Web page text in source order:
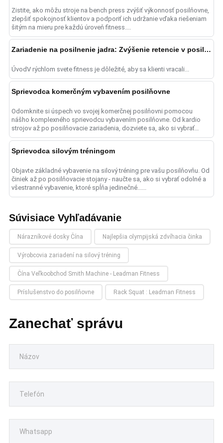
Zistite, ako môžu stroje na bench press zvýšiť výkonnosť posilňovne,
zlepšiť spokojnosť klientov a podporiť ich udržanie vďaka riešeniam
šitým na mieru pre každú úroveň fitness....
Zariadenie na posilnenie jadra: Zvýšenie retencie v posilňovni
ÚvodV rýchlom svete fitness je dôležité, aby sa klienti vracali...
Sprievodca komerčným vybavením posilňovne
Odomknite si úspech vo svojej komerčnej posilňovni pomocou
nášho komplexného sprievodcu vybavením posilňovne. Od kardio
strojov až po posilňovacie zariadenia, dozviete sa, ako si vybrať
odolné......
Sprievodca silovým tréningom
Objavte základné vybavenie na silový tréning pre vašu posilňovňu. Od
činiek až po posilňovacie stojany - naučte sa, ako si vybrať odolné a
všestranné vybavenie, ktoré spĺňa jedinečné......
Súvisiace Vyhľadávanie
Nárazníkové dosky Čína Najlepšia olympijská zdvíhacia činka
Výrobcovia zariadení na silový tréning
Čína Veľkoobchod Smith Machine - Leadman Fitness
Príslušenstvo do posilňovne Rack Squat : Leadman Fitness
Zanechať správu